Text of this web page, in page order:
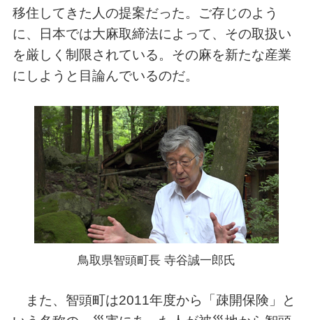
移住してきた人の提案だった。ご存じのよう
に、日本では大麻取締法によって、その取扱い
を厳しく制限されている。その麻を新たな産業
にしようと目論んでいるのだ。
鳥取県智頭町長 寺谷誠一郎氏
また、智頭町は2011年度から「疎開保険」と